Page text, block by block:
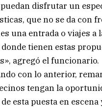
disfrutar un
que no se da con
una entrada o viajes a
tienen estas
agregó el funcionario.
con lo anterior,
tengan la
esta puesta en escena